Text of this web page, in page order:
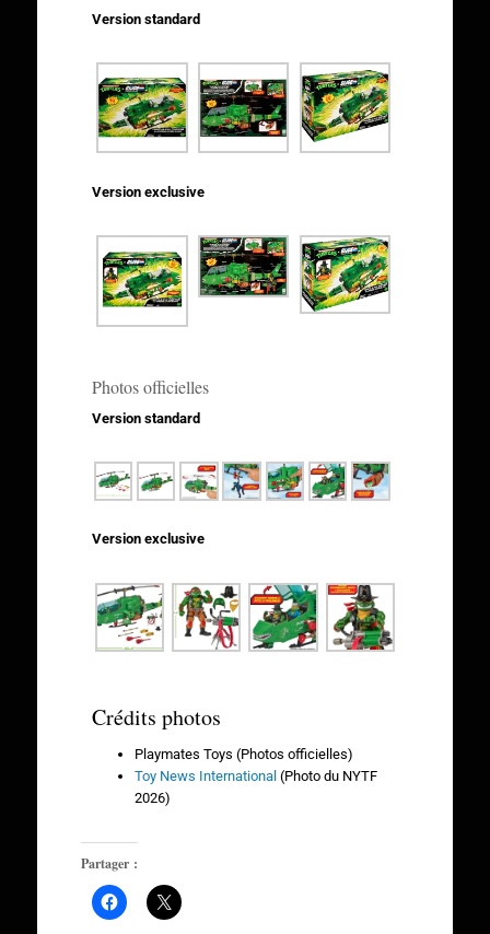
Version standard
Version exclusive
Photos officielles
Version standard
Version exclusive
Crédits photos
Playmates Toys (Photos officielles)
Toy News International (Photo du NYTF
2026)
Partager :